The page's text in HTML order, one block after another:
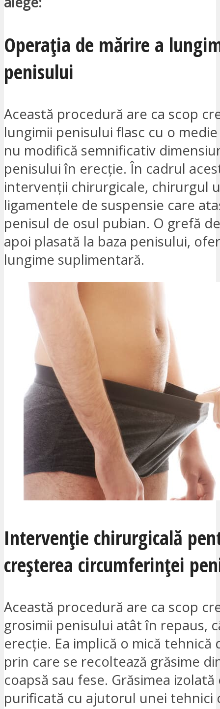
Operația de mărire a
penisului
Această procedură are ca scop
lungimii penisului flasc cu o medie
nu modifică semnificativ
penisului în erecție. În cadrul
intervenții chirurgicale, chirurgul
ligamentele de suspensie care
penisul de osul pubian. O grefă
apoi plasată la baza penisului,
lungime suplimentară.
Intervenție chirurgicală
creșterea circumferinței
Această procedură are ca scop
grosimii penisului atât în repaus,
erecție. Ea implică o mică tehnică
prin care se recoltează grăsime
coapsă sau fese. Grăsimea izolată
purificată cu ajutorul unei tehnici